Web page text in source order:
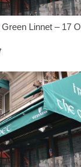
Green Linnet – 17